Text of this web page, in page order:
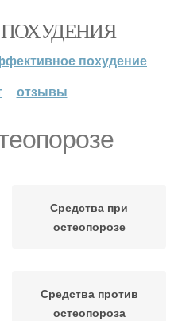
похудение
отзывы
Средства при
остеопорозе
Средства против
остеопороза